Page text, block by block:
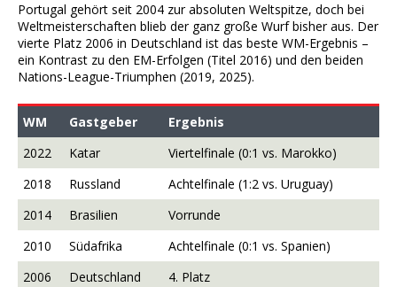
Portugal gehört seit 2004 zur absoluten Weltspitze, doch bei
Weltmeisterschaften blieb der ganz große Wurf bisher aus. Der
vierte Platz 2006 in Deutschland ist das beste WM-Ergebnis –
ein Kontrast zu den EM-Erfolgen (Titel 2016) und den beiden
Nations-League-Triumphen (2019, 2025).
WM Gastgeber
Ergebnis
2022
Katar
Viertelfinale (0:1 vs. Marokko)
2018
Russland
Achtelfinale (1:2 vs. Uruguay)
2014
Brasilien
Vorrunde
2010
Südafrika
Achtelfinale (0:1 vs. Spanien)
2006
Deutschland 4. Platz